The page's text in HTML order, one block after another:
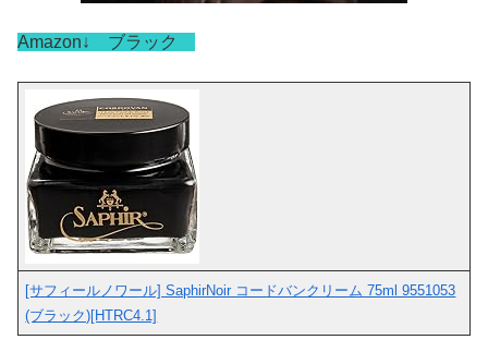
Amazon↓ ブラック
[サフィールノワール] SaphirNoir コードバンクリーム 75ml 9551053
(ブラック)[HTRC4.1]